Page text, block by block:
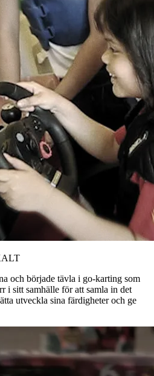
och började tävla i go-karting som
i sitt samhälle för att samla in det
utveckla sina färdigheter och ge